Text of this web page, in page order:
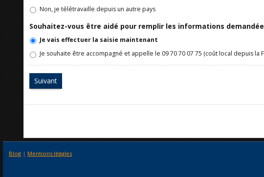
Non, je télétravaille depuis un autre pays
Souhaitez-vous être aidé pour remplir les informations
Je vais effectuer la saisie maintenant
Je souhaite être accompagné et appelle le 09 70 70 07 75 (coût local depuis la
Blog | Mentions légales